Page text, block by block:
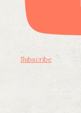
Subscribe